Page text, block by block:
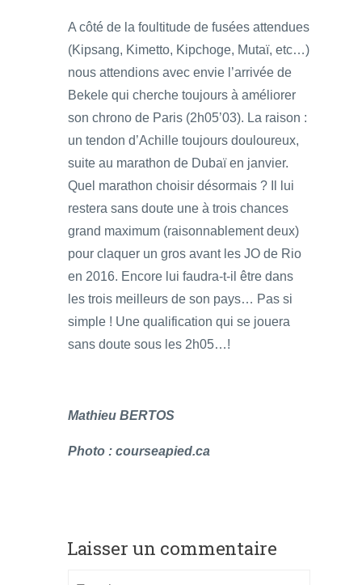
A côté de la foultitude de fusées attendues
(Kipsang, Kimetto, Kipchoge, Mutaï, etc…)
nous attendions avec envie l’arrivée de
Bekele qui cherche toujours à améliorer
son chrono de Paris (2h05’03). La raison :
un tendon d’Achille toujours douloureux,
suite au marathon de Dubaï en janvier.
Quel marathon choisir désormais ? Il lui
restera sans doute une à trois chances
grand maximum (raisonnablement deux)
pour claquer un gros avant les JO de Rio
en 2016. Encore lui faudra-t-il être dans
les trois meilleurs de son pays… Pas si
simple ! Une qualification qui se jouera
sans doute sous les 2h05…!
Mathieu BERTOS
Photo : courseapied.ca
Laisser un commentaire